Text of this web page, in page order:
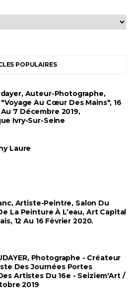
POPULAIRES
Auteur-Photographe,
Au Cœur Des Mains", 16
7 Décembre 2019,
Ivry-Sur-Seine
Laure
Artiste-Peintre, Salon Du
La Peinture À L’eau, Art Capital
12 Au 16 Février 2020.
Photographe - Créateur
Des Journées Portes
Artistes Du 16e - Seiziem'Art /
2019